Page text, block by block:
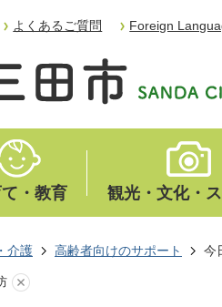
よくあるご質問 Foreign
・教育 観光・文化・
介護 高齢者向けのサポート 今